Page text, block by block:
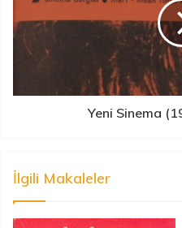
Yeni Sinema
İlgili Makaleler